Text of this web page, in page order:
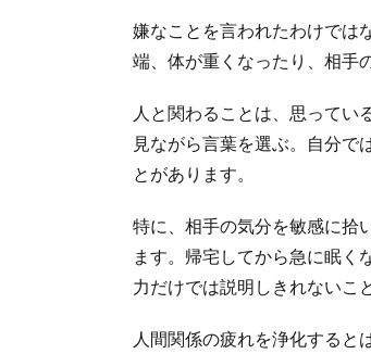
嫌なことを言われたわけでは
端、体が重くなったり、相手
人と関わることは、思ってい
見ながら言葉を選ぶ。自分で
とがあります。
特に、相手の気分を敏感に拾
ます。帰宅してから急に眠く
力だけでは説明しきれないこ
人間関係の疲れを浄化すると